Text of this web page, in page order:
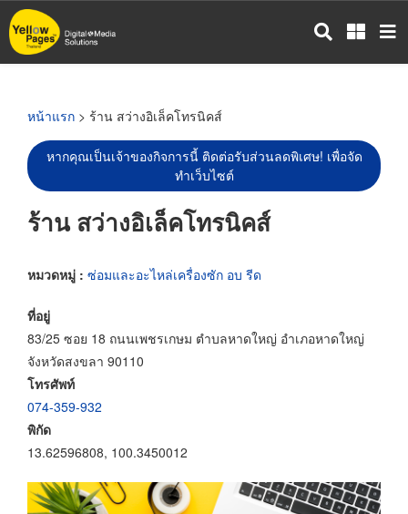
ข้าม
ไป
หน้าแรก > ร้าน สว่างอิเล็คโทรนิคส์
หากคุณเป็นเจ้าของกิจการนี้ ติดต่อรับส่วนลดพิเศษ! เพื่อจัด
ทำเว็บไซต์
ร้าน สว่างอิเล็คโทรนิคส์
หมวดหมู่ : ซ่อมและอะไหล่เครื่องซัก อบ รีด
ที่อยู่
83/25 ซอย 18 ถนนเพชรเกษม ตำบลหาดใหญ่ อำเภอหาดใหญ่
จังหวัดสงขลา 90110
โทรศัพท์
074-359-932
พิกัด
13.62596808, 100.3450012